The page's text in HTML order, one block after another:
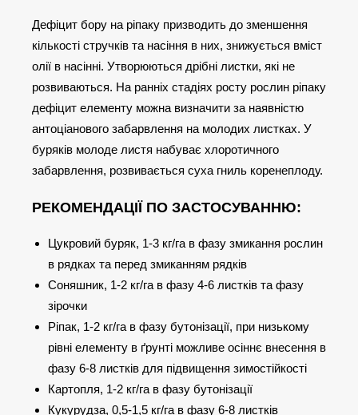
Дефіцит бору на ріпаку призводить до зменшення
кількості стручків та насіння в них, знижується вміст
олії в насінні. Утворюються дрібні листки, які не
розвиваються. На ранніх стадіях росту рослин ріпаку
дефіцит елементу можна визначити за наявністю
антоціанового забарвлення на молодих листках. У
буряків молоде листя набуває хлоротичного
забарвлення, розвивається суха гниль коренеплоду.
РЕКОМЕНДАЦІЇ ПО ЗАСТОСУВАННЮ:
Цукровий буряк, 1-3 кг/га в фазу змикання рослин
в рядках та перед змиканням рядків
Соняшник, 1-2 кг/га в фазу 4-6 листків та фазу
зірочки
Ріпак, 1-2 кг/га в фазу бутонізації, при низькому
рівні елементу в ґрунті можливе осіннє внесення в
фазу 6-8 листків для підвищення зимостійкості
Картопля, 1-2 кг/га в фазу бутонізації
Кукурудза, 0,5-1,5 кг/га в фазу 6-8 листків